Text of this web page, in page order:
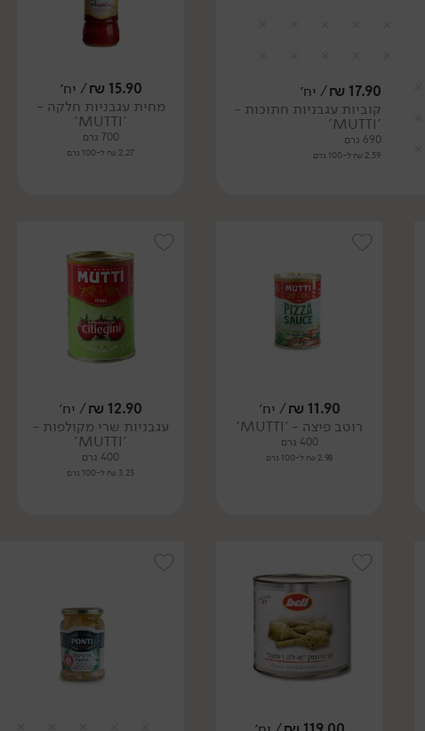
17.90
₪/ יח׳
קוביות עגבניות חתוכות -
'MUTTI'
690 גרם
2.59 ₪ ל-100 גרם
15.90
₪/ יח׳
מחית עגבניות חלקה -
'MUTTI'
700 גרם
2.27 ₪ ל-100 גרם
11.90
₪/ יח׳
רוטב פיצה - 'MUTTI'
400 גרם
2.98 ₪ ל-100 גרם
12.90
₪/ יח׳
עגבניות שרי מקולפות -
'MUTTI'
400 גרם
3.23 ₪ ל-100 גרם